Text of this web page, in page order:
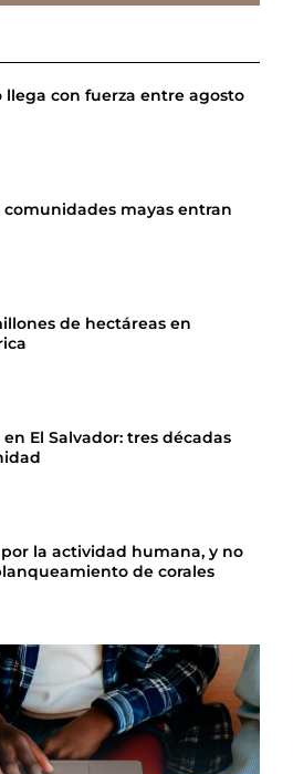
llega con fuerza entre agosto
comunidades mayas entran
de hectáreas en
El Salvador: tres décadas
la actividad humana, y no
de corales